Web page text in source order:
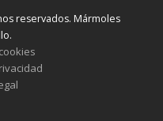
reservados. Mármoles